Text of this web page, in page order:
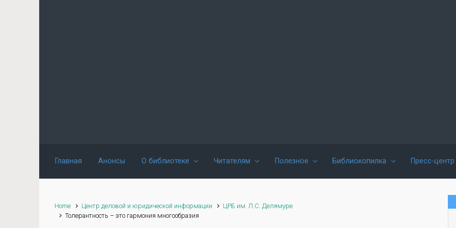
Главная Анонсы О библиотеке Читателям Полезное Библиокопилка Пресс-центр
Home Центр деловой и юридической информации
ЦРБ им. Л.С. Делямуре
Толерантность – это гармония многообразия